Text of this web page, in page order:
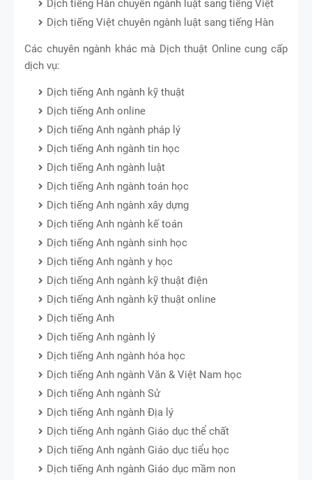
Dịch tiếng Hàn chuyên ngành luật sang tiếng Việt
Dịch tiếng Việt chuyên ngành luật sang tiếng Hàn
Các chuyên ngành khác mà Dịch thuật Online cung cấp
dịch vụ:
Dịch tiếng Anh ngành kỹ thuật
Dịch tiếng Anh online
Dịch tiếng Anh ngành pháp lý
Dịch tiếng Anh ngành tin học
Dịch tiếng Anh ngành luật
Dịch tiếng Anh ngành toán học
Dịch tiếng Anh ngành xây dựng
Dịch tiếng Anh ngành kế toán
Dịch tiếng Anh ngành sinh học
Dịch tiếng Anh ngành y học
Dịch tiếng Anh ngành kỹ thuật điện
Dịch tiếng Anh ngành kỹ thuật online
Dịch tiếng Anh
Dịch tiếng Anh ngành lý
Dịch tiếng Anh ngành hóa học
Dịch tiếng Anh ngành Văn & Việt Nam học
Dịch tiếng Anh ngành Sử
Dịch tiếng Anh ngành Địa lý
Dịch tiếng Anh ngành Giáo dục thể chất
Dịch tiếng Anh ngành Giáo dục tiểu học
Dịch tiếng Anh ngành Giáo dục mầm non